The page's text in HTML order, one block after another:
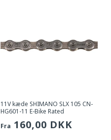
11V kæde SHIMANO SLX 105 CN-
HG601-11 E-Bike Rated
Sædvanlig
Fra 160,00 DKK